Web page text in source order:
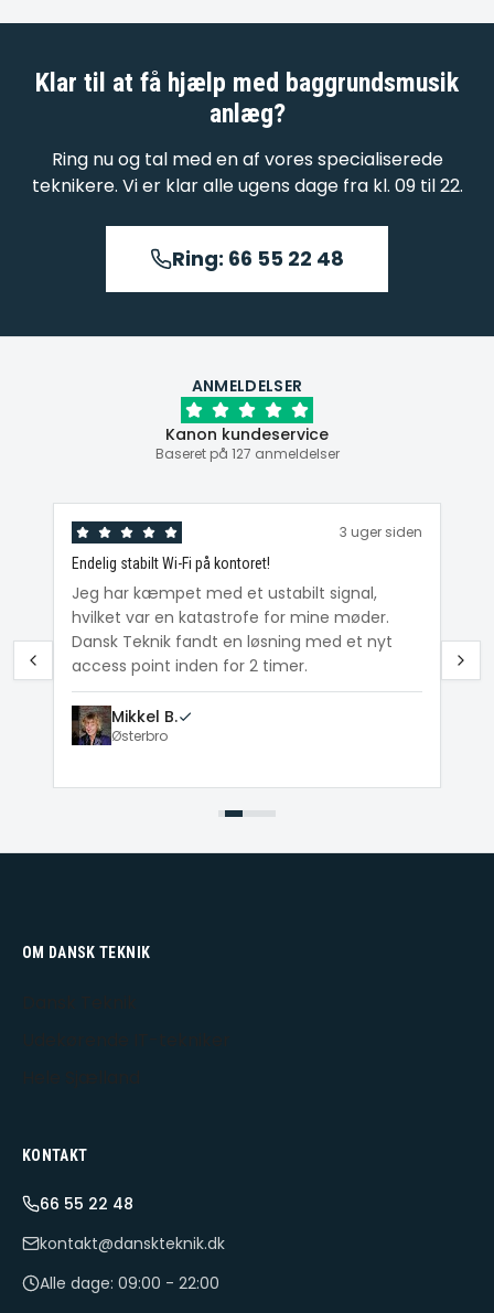
Klar til at få hjælp med baggrundsmusik
anlæg?
Ring nu og tal med en af vores specialiserede
teknikere. Vi er klar alle ugens dage fra kl. 09 til 22.
Ring: 66 55 22 48
ANMELDELSER
Kanon kundeservice
Baseret på 127 anmeldelser
3 uger siden
Endelig stabilt Wi-Fi på kontoret!
Jeg har kæmpet med et ustabilt signal,
hvilket var en katastrofe for mine møder.
Dansk Teknik fandt en løsning med et nyt
access point inden for 2 timer.
Mikkel B.
Østerbro
OM DANSK TEKNIK
KONTAKT
66 55 22 48
kontakt@danskteknik.dk
Alle dage: 09:00 - 22:00